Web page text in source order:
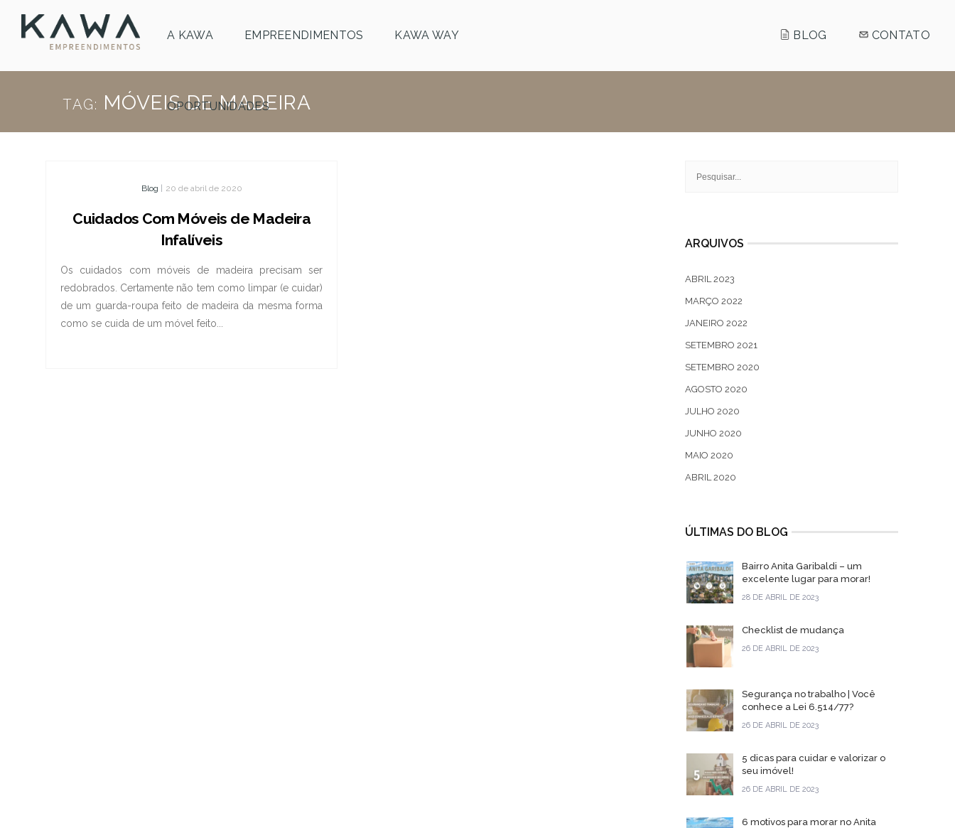
A KAWA EMPREENDIMENTOS KAWA WAY
OPORTUNIDADES
BLOG CONTATO
TAG: MÓVEIS DE MADEIRA
Blog 20 de abril de 2020
Cuidados Com Móveis de Madeira
Infalíveis
Os cuidados com móveis de madeira precisam ser
redobrados. Certamente não tem como limpar (e cuidar)
de um guarda-roupa feito de madeira da mesma forma
como se cuida de um móvel feito...
ARQUIVOS
ABRIL 2023
MARÇO 2022
JANEIRO 2022
SETEMBRO 2021
SETEMBRO 2020
AGOSTO 2020
JULHO 2020
JUNHO 2020
MAIO 2020
ABRIL 2020
ÚLTIMAS DO BLOG
Bairro Anita Garibaldi – um
excelente lugar para morar!
28 DE ABRIL DE 2023
Checklist de mudança
26 DE ABRIL DE 2023
Segurança no trabalho | Você
conhece a Lei 6.514/77?
26 DE ABRIL DE 2023
5 dicas para cuidar e valorizar o
seu imóvel!
26 DE ABRIL DE 2023
6 motivos para morar no Anita